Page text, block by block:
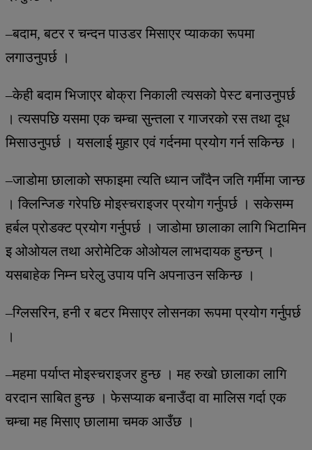
–बदाम, बटर र चन्दन पाउडर मिसाएर प्याकका रूपमा
लगाउनुपर्छ ।
–केही बदाम भिजाएर बोक्रा निकाली त्यसको पेस्ट बनाउनुपर्छ
। त्यसपछि यसमा एक चम्चा सुन्तला र गाजरको रस तथा दूध
मिसाउनुपर्छ । यसलाई मुहार एवं गर्दनमा प्रयोग गर्न सकिन्छ ।
–जाडोमा छालाको सफाइमा त्यति ध्यान जाँदैन जति गर्मीमा जान्छ
। क्लिन्जिङ गरेपछि मोइस्चराइजर प्रयोग गर्नुपर्छ । सकेसम्म
हर्बल प्रोडक्ट प्रयोग गर्नुपर्छ । जाडोमा छालाका लागि भिटामिन
इ ओओयल तथा अरोमेटिक ओओयल लाभदायक हुन्छन् ।
यसबाहेक निम्न घरेलु उपाय पनि अपनाउन सकिन्छ ।
–ग्लिसरिन, हनी र बटर मिसाएर लोसनका रूपमा प्रयोग गर्नुपर्छ
।
–महमा पर्याप्त मोइस्चराइजर हुन्छ । मह रुखो छालाका लागि
वरदान साबित हुन्छ । फेसप्याक बनाउँदा वा मालिस गर्दा एक
चम्चा मह मिसाए छालामा चमक आउँछ ।